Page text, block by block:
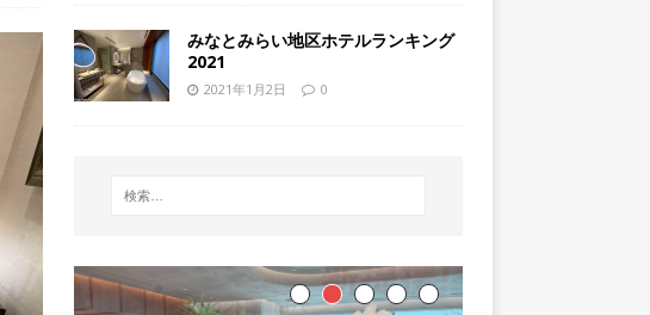
みなとみらい地区ホテルランキング
2021
2021年1月2日 0